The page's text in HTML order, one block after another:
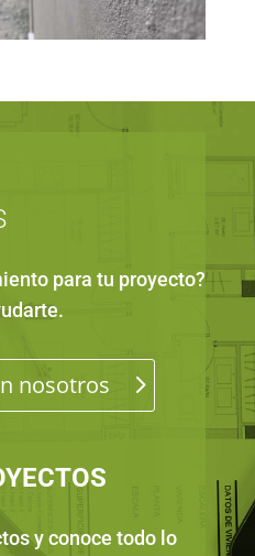
para tu proyecto?
.
nosotros
y conoce todo lo